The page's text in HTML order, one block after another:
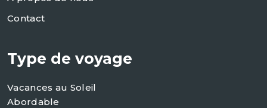
Contact
Type de voyage
Vacances au Soleil
Abordable